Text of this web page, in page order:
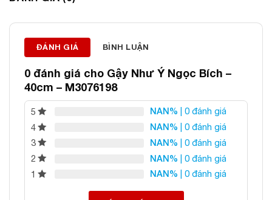
Địa chỉ: 60/69 Bùi Huy Bích, Hoàng Mai, Hà Nội
Điện thoại: 0982 627 166
Email:daphongthuyanphat@gmail.com
ĐÁNH GIÁ BÌNH LUẬN
0 đánh giá cho Gậy Như Ý Ngọc Bích –
40cm – M3076198
5 NAN% | 0 đánh giá
4
NAN% | 0 đánh giá
3
NAN% | 0 đánh giá
2
NAN% | 0 đánh giá
1
NAN% | 0 đánh giá